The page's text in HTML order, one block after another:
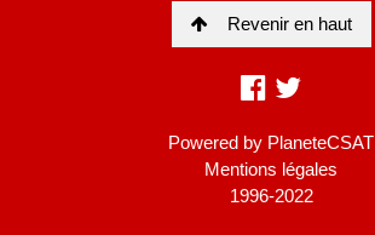
Revenir en haut
Powered by PlaneteCSAT
Mentions légales
1996-2022